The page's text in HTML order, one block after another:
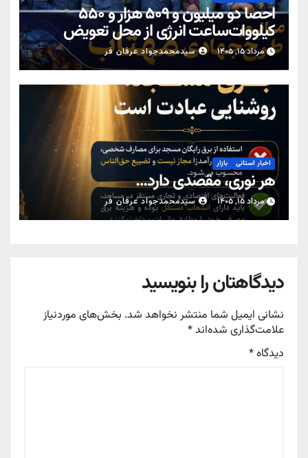
احصا دو میلیون و ۵۰۹ هزار و ۵۵۰
کیلووات‌ساعت انرژی از محل تعویض
کنتورهای معیوب در یزد
مرداد ۱۵, ۱۴۰۵ سیدمحمدجواد عرفان فر
اخبار استانی بازار
هر نوری، مقصدی دارد…
مرداد ۱۵, ۱۴۰۵ سیدمحمدجواد عرفان فر
دیدگاهتان را بنویسید
نشانی ایمیل شما منتشر نخواهد شد. بخش‌های موردنیاز
علامت‌گذاری شده‌اند*
دیدگاه*